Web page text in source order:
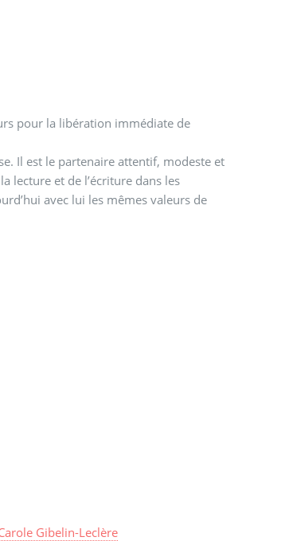
pour la libération immédiate de
Il est le partenaire attentif, modeste et
lecture et de l’écriture dans les
avec lui les mêmes valeurs de
Gibelin-Leclère